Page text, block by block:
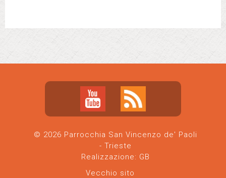
© 2026 Parrocchia San Vincenzo de' Paoli
- Trieste
Realizzazione: GB
Vecchio sito